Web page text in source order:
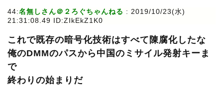
44:名無しさん＠２ろぐちゃんねる : 2019/10/23(水)
21:31:08.49 ID:ZIkEkZ1K0
これで既存の暗号化技術はすべて陳腐化したな
俺のDMMのパスから中国のミサイル発射キーま
で
終わりの始まりだ